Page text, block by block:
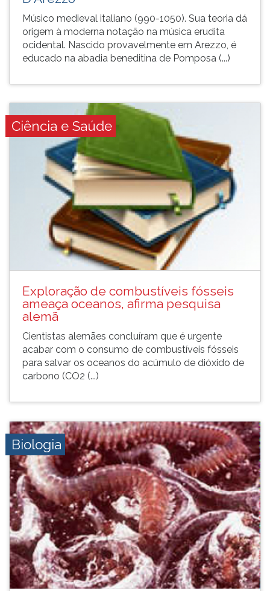
Músico medieval italiano (990-1050). Sua teoria dá
origem à moderna notação na música erudita
ocidental. Nascido provavelmente em Arezzo, é
educado na abadia beneditina de Pomposa (...)
Ciência e Saúde
Exploração de combustíveis fósseis
ameaça oceanos, afirma pesquisa
alemã
Cientistas alemães concluíram que é urgente
acabar com o consumo de combustíveis fósseis
para salvar os oceanos do acúmulo de dióxido de
carbono (CO2 (...)
Biologia